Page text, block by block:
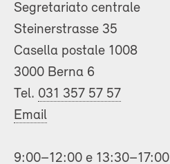
Segretariato centrale
Steinerstrasse 35
Casella postale 1008
3000 Berna 6
Tel. 031 357 57 57
Email
9:00–12:00 e 13:30–17:00